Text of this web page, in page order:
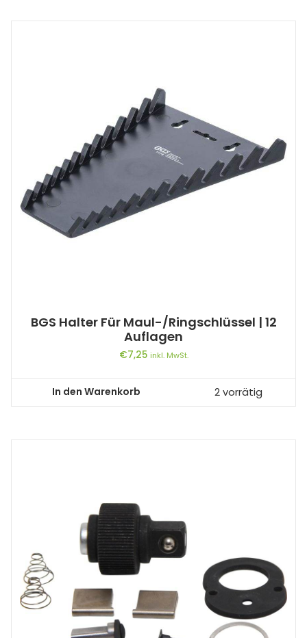
BGS Halter Für Maul-/Ringschlüssel | 12
Auflagen
€7,25 inkl. MwSt.
In den Warenkorb 2 vorrätig